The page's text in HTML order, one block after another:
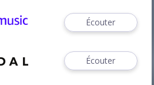
Écouter
Écouter